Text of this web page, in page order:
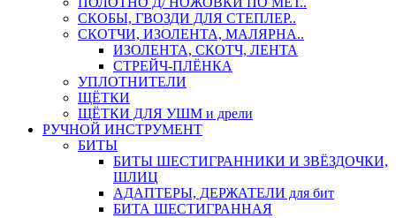
СКОБЫ, ГВОЗДИ ДЛЯ СТЕПЛЕР..
СКОТЧИ, ИЗОЛЕНТА, МАЛЯРНА..
ИЗОЛЕНТА, СКОТЧ, ЛЕНТА
СТРЕЙЧ-ПЛЁНКА
УПЛОТНИТЕЛИ
ЩЁТКИ
ЩЁТКИ ДЛЯ УШМ и дрели
РУЧНОЙ ИНСТРУМЕНТ
БИТЫ
БИТЫ ШЕСТИГРАННИКИ И ЗВЁЗДОЧКИ,
ШЛИЦ
АДАПТЕРЫ, ДЕРЖАТЕЛИ для бит
БИТА ШЕСТИГРАННАЯ